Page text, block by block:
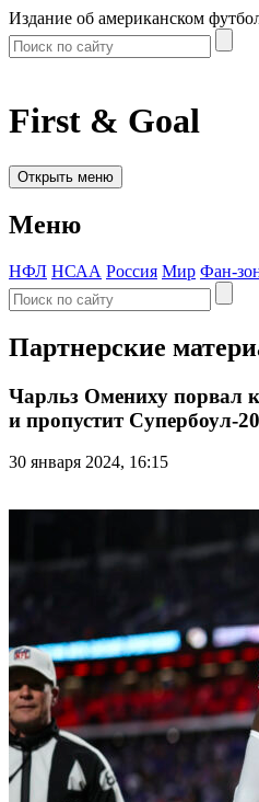
Издание об американском
First & Goal
Открыть меню
Меню
НФЛ НСАА Россия Мир Фан-
Партнерские
Чарльз Омениху порвал
и пропустит Супербоул-
30 января 2024, 16:15